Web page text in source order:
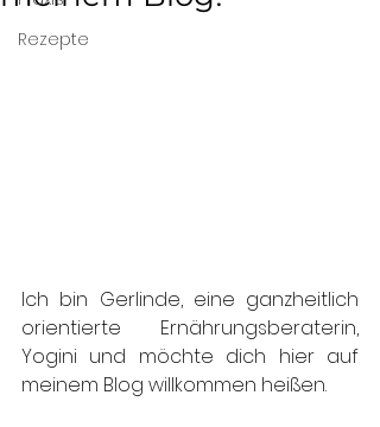
Rezepte
Ich bin Gerlinde, eine ganzheitlich
orientierte Ernährungsberaterin,
Yogini und möchte dich hier auf
meinem Blog willkommen heißen.